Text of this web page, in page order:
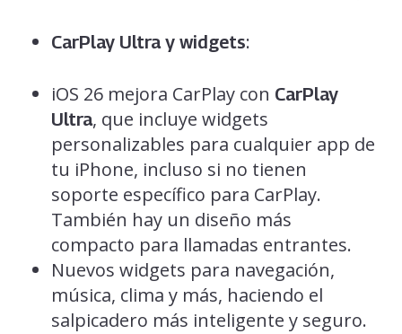
CarPlay Ultra y widgets:
iOS 26 mejora CarPlay con CarPlay
Ultra, que incluye widgets
personalizables para cualquier app de
tu iPhone, incluso si no tienen
soporte específico para CarPlay.
También hay un diseño más
compacto para llamadas entrantes.
Nuevos widgets para navegación,
música, clima y más, haciendo el
salpicadero más inteligente y seguro.